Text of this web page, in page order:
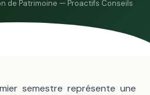
de Patrimoine — Proactifs Conseils
semestre représente une